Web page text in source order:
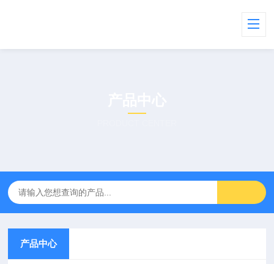
产品中心